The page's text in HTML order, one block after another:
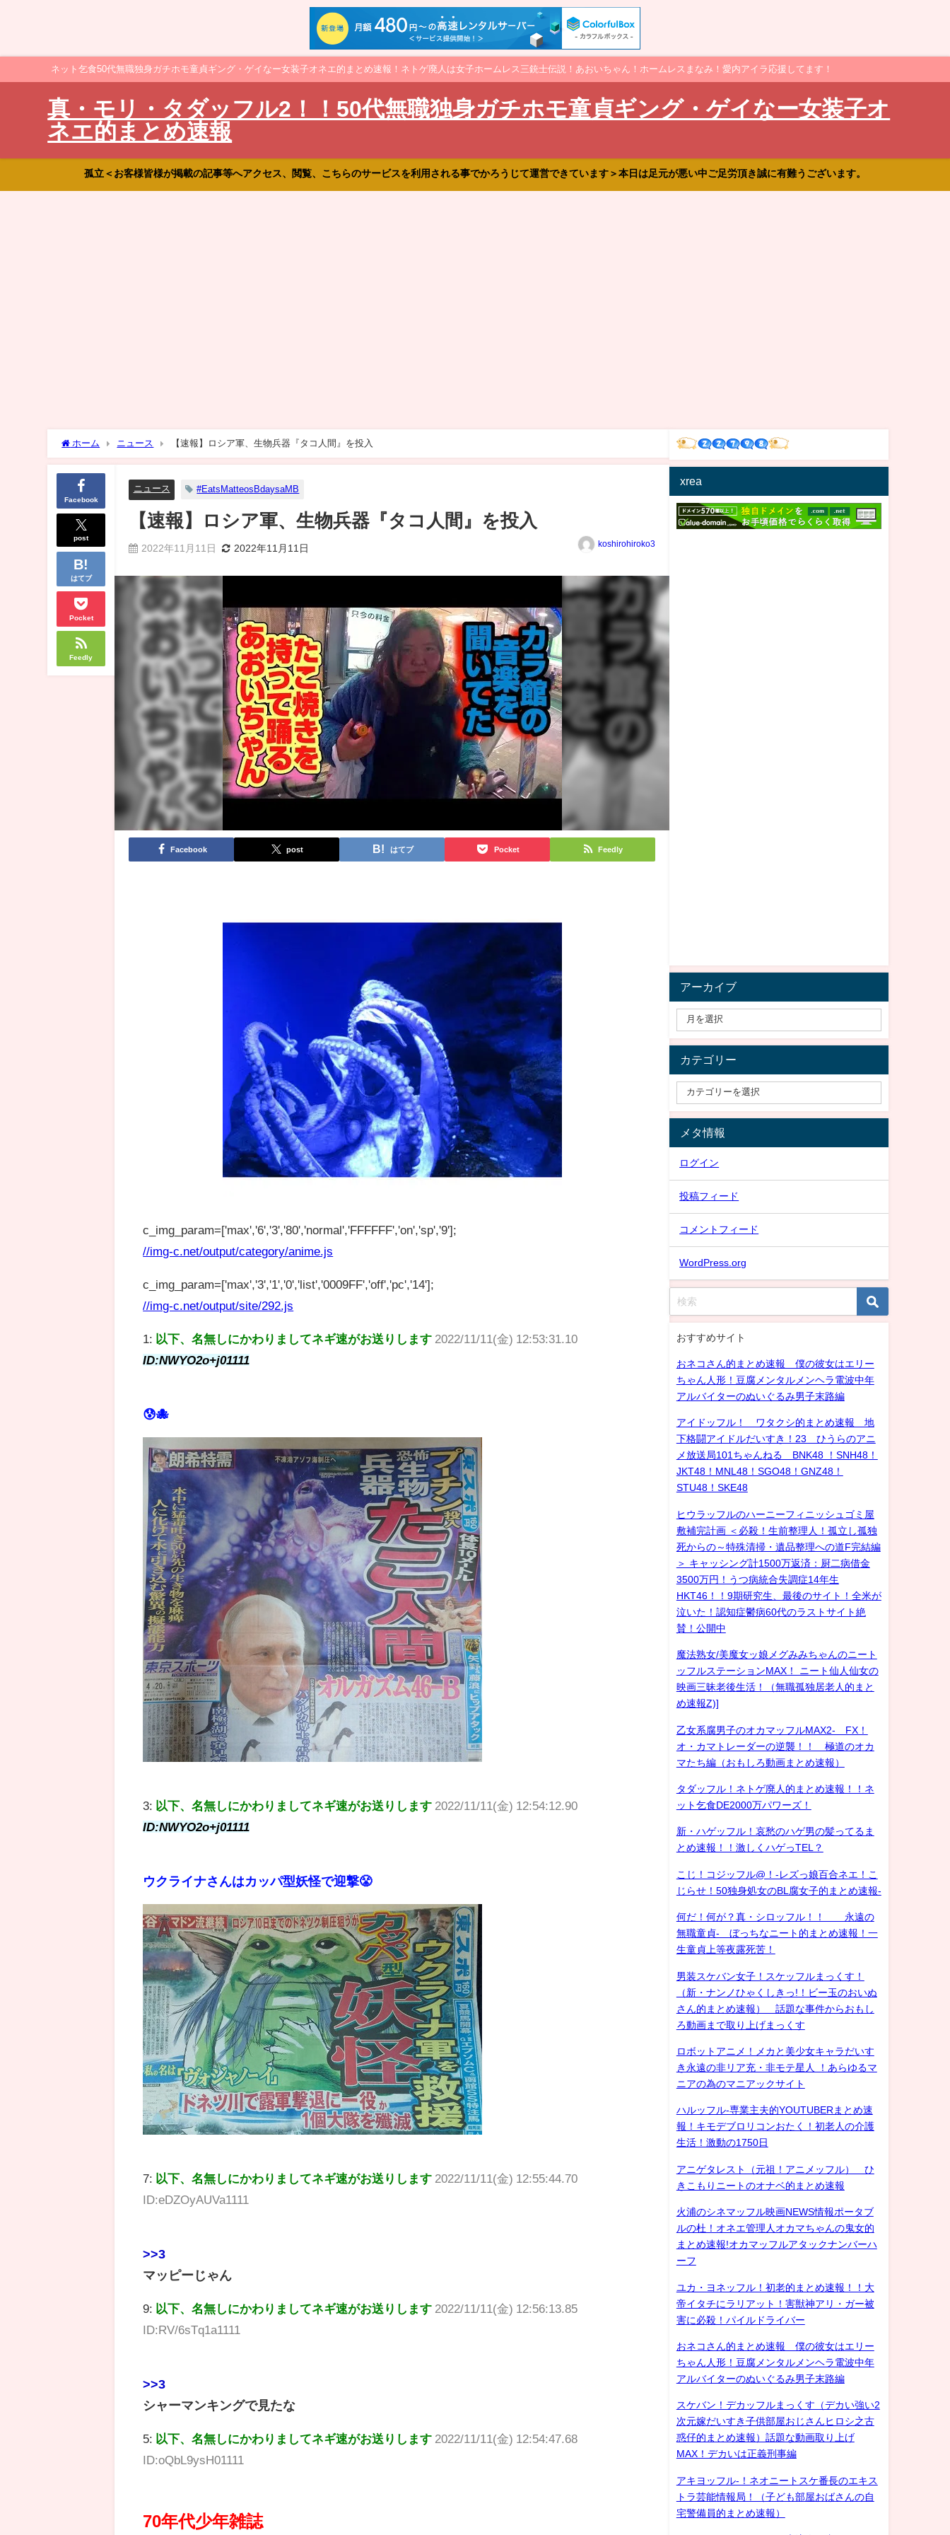
ネット乞食50代無職独身ガチホモ童貞ギング・ゲイなー女装子オネエ的まとめ速報！ネトゲ廃人は女子ホームレス三銃士伝説！あおいちゃん！ホームレスまなみ！愛内アイラ応援してます！
真・モリ・タダッフル2！！50代無職独身ガチホモ童貞ギング・ゲイなー女装子オ
ネエ的まとめ速報
孤立＜お客様皆様が掲載の記事等へアクセス、閲覧、こちらのサービスを利用される事でかろうじて運営できています＞本日は足元が悪い中ご足労頂き誠に有難うございます。
ホーム ニュース 【速報】ロシア軍、生物兵器『タコ人間』を投入
Facebook
post
はてブ
Pocket
Feedly
ニュース #EatsMatteosBdaysaMB
【速報】ロシア軍、生物兵器『タコ人間』を投入
2022年11月11日 2022年11月11日 koshirohiroko3
Facebook post はてブ Pocket Feedly
c_img_param=['max','6','3','80','normal','FFFFFF','on','sp','9'];
//img-c.net/output/category/anime.js
c_img_param=['max','3','1','0','list','0009FF','off','pc','14'];
//img-c.net/output/site/292.js
1: 以下、名無しにかわりましてネギ速がお送りします 2022/11/11(金) 12:53:31.10
ID:NWYO2o+j01111
😰🐙
3: 以下、名無しにかわりましてネギ速がお送りします 2022/11/11(金) 12:54:12.90
ID:NWYO2o+j01111
ウクライナさんはカッパ型妖怪で迎撃😤
7: 以下、名無しにかわりましてネギ速がお送りします 2022/11/11(金) 12:55:44.70
ID:eDZOyAUVa1111
>>3
マッピーじゃん
9: 以下、名無しにかわりましてネギ速がお送りします 2022/11/11(金) 12:56:13.85
ID:RV/6sTq1a1111
>>3
シャーマンキングで見たな
5: 以下、名無しにかわりましてネギ速がお送りします 2022/11/11(金) 12:54:47.68
ID:oQbL9ysH01111
70年代少年雑誌
xrea
アーカイブ
カテゴリー
メタ情報
ログイン
投稿フィード
コメントフィード
WordPress.org
おすすめサイト
おネコさん的まとめ速報 僕の彼女はエリー
ちゃん人形！豆腐メンタルメンヘラ電波中年
アルバイターのぬいぐるみ男子末路編
アイドッフル！ ワタクシ的まとめ速報 地
下格闘アイドルだいすき！23 ひうらのアニ
メ放送局101ちゃんねる BNK48 ！SNH48！
JKT48！MNL48！SGO48！GNZ48！
STU48！SKE48
ヒウラッフルのハーニーフィニッシュゴミ屋
敷補完計画 ＜必殺！生前整理人！孤立し孤独
死からの～特殊清掃・遺品整理への道F完結編
＞ キャッシング計1500万返済：厨二病借金
3500万円！うつ病統合失調症14年生
HKT46！！9期研究生、最後のサイト！全米が
泣いた！認知症鬱病60代のラストサイト絶
賛！公開中
魔法熟女/美魔女ッ娘メグみみちゃんのニート
ッフルステーションMAX！ ニート仙人仙女の
映画三昧老後生活！（無職孤独居老人的まと
め速報Z)]
乙女系腐男子のオカマッフルMAX2- FX！
オ・カマトレーダーの逆襲！！ 極道のオカ
マたち編（おもしろ動画まとめ速報）
タダッフル！ネトゲ廃人的まとめ速報！！ネ
ット乞食DE2000万パワーズ！
新・ハゲッフル！哀愁のハゲ男の髪ってるま
とめ速報！！激しくハゲっTEL？
こじ！コジッフル@！-レズっ娘百合ネエ！こ
じらせ！50独身処女のBL腐女子的まとめ速報-
何だ！何が？真・シロッフル！！ 永遠の
無職童貞- ぼっちなニート的まとめ速報！一
生童貞上等夜露死苦！
男装スケバン女子！スケッフルまっくす！
（新・ナンノひゃくしきっ!！ビー玉のおいぬ
さん的まとめ速報） 話題な事件からおもし
ろ動画まで取り上げまっくす
ロボットアニメ！メカと美少女キャラだいす
き永遠の非リア充・非モテ星人 ！あらゆるマ
ニアの為のマニアックサイト
ハルッフル-専業主夫的YOUTUBERまとめ速
報！キモデブロリコンおたく！初老人の介護
生活！激動の1750日
アニゲタレスト（元祖！アニメッフル） ひ
きこもりニートのオナベ的まとめ速報
火浦のシネマッフル映画NEWS情報ポータブ
ルの杜！オネエ管理人オカマちゃんの鬼女的
まとめ速報!オカマッフルアタックナンバーハ
ーフ
ユカ・ヨネッフル！初老的まとめ速報！！大
帝イタチにラリアット！害獣神アリ・ガー被
害に必殺！パイルドライバー
おネコさん的まとめ速報 僕の彼女はエリー
ちゃん人形！豆腐メンタルメンヘラ電波中年
アルバイターのぬいぐるみ男子末路編
スケバン！デカッフルまっくす（デカい強い2
次元嫁だいすき子供部屋おじさんヒロシ之古
惑仔的まとめ速報）話題な動画取り上げ
MAX！デカいは正義刑事編
アキヨッフル-！ネオニートスケ番長のエキス
トラ芸能情報局！（子ども部屋おばさんの自
宅警備員的まとめ速報）